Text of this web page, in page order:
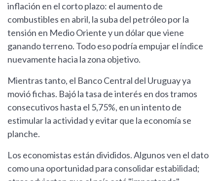
inflación en el corto plazo: el aumento de
combustibles en abril, la suba del petróleo por la
tensión en Medio Oriente y un dólar que viene
ganando terreno. Todo eso podría empujar el índice
nuevamente hacia la zona objetivo.
Mientras tanto, el Banco Central del Uruguay ya
movió fichas. Bajó la tasa de interés en dos tramos
consecutivos hasta el 5,75%, en un intento de
estimular la actividad y evitar que la economía se
planche.
Los economistas están divididos. Algunos ven el dato
como una oportunidad para consolidar estabilidad;